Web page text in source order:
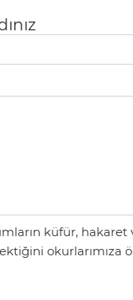
küfür, hakaret
okurlarımıza